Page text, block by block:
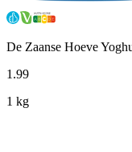
De Zaanse Hoeve
1 .99
1 kg